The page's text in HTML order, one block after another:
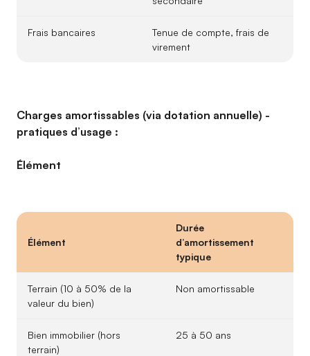
Frais bancaires
Tenue de compte, frais de
virement
Charges amortissables (via dotation annuelle) -
pratiques d’usage :
Élément
Élément
Durée
d’amortissement
typique
Terrain (10 à 50% de la
valeur du bien)
Non amortissable
Bien immobilier (hors
terrain)
25 à 50 ans